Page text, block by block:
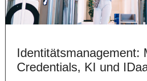
Identitätsmanagement:
Credentials, KI und